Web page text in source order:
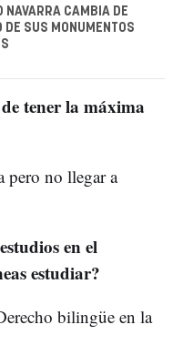
NAVARRA CAMBIA DE
DE SUS MONUMENTOS
tener la máxima
pero no llegar a
en el
estudiar?
bilingüe en la